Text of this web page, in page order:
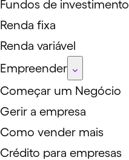
Fundos de investimento
Renda fixa
Renda variável
Empreender
Começar um Negócio
Gerir a empresa
Como vender mais
Crédito para empresas